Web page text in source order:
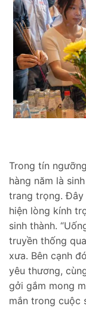
Trong tín
hàng năm là
trang trọng. Đây
hiện lòng kính
sinh thành.
truyền thống
xưa. Bên cạnh
yêu thương,
gởi gắm mong
mắn trong cuộc